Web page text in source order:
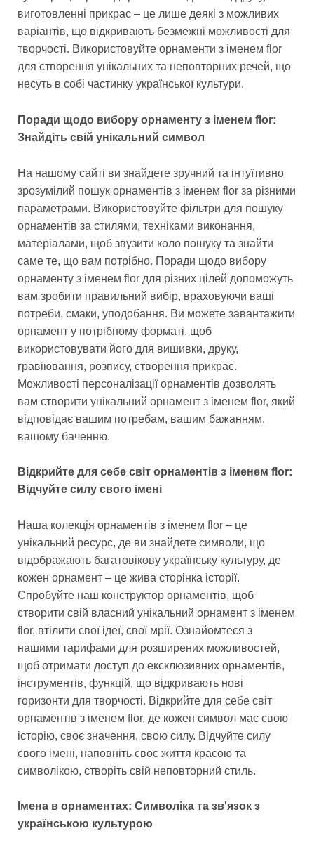
виготовленні прикрас – це лише деякі з можливих
варіантів, що відкривають безмежні можливості для
творчості. Використовуйте орнаменти з іменем flor
для створення унікальних та неповторних речей, що
несуть в собі частинку української культури.
Поради щодо вибору орнаменту з іменем flor:
Знайдіть свій унікальний символ
На нашому сайті ви знайдете зручний та інтуїтивно
зрозумілий пошук орнаментів з іменем flor за різними
параметрами. Використовуйте фільтри для пошуку
орнаментів за стилями, техніками виконання,
матеріалами, щоб звузити коло пошуку та знайти
саме те, що вам потрібно. Поради щодо вибору
орнаменту з іменем flor для різних цілей допоможуть
вам зробити правильний вибір, враховуючи ваші
потреби, смаки, уподобання. Ви можете завантажити
орнамент у потрібному форматі, щоб
використовувати його для вишивки, друку,
гравіювання, розпису, створення прикрас.
Можливості персоналізації орнаментів дозволять
вам створити унікальний орнамент з іменем flor, який
відповідає вашим потребам, вашим бажанням,
вашому баченню.
Відкрийте для себе світ орнаментів з іменем flor:
Відчуйте силу свого імені
Наша колекція орнаментів з іменем flor – це
унікальний ресурс, де ви знайдете символи, що
відображають багатовікову українську культуру, де
кожен орнамент – це жива сторінка історії.
Спробуйте наш конструктор орнаментів, щоб
створити свій власний унікальний орнамент з іменем
flor, втілити свої ідеї, свої мрії. Ознайомтеся з
нашими тарифами для розширених можливостей,
щоб отримати доступ до ексклюзивних орнаментів,
інструментів, функцій, що відкривають нові
горизонти для творчості. Відкрийте для себе світ
орнаментів з іменем flor, де кожен символ має свою
історію, своє значення, свою силу. Відчуйте силу
свого імені, наповніть своє життя красою та
символікою, створіть свій неповторний стиль.
Імена в орнаментах: Символіка та зв'язок з
українською культурою